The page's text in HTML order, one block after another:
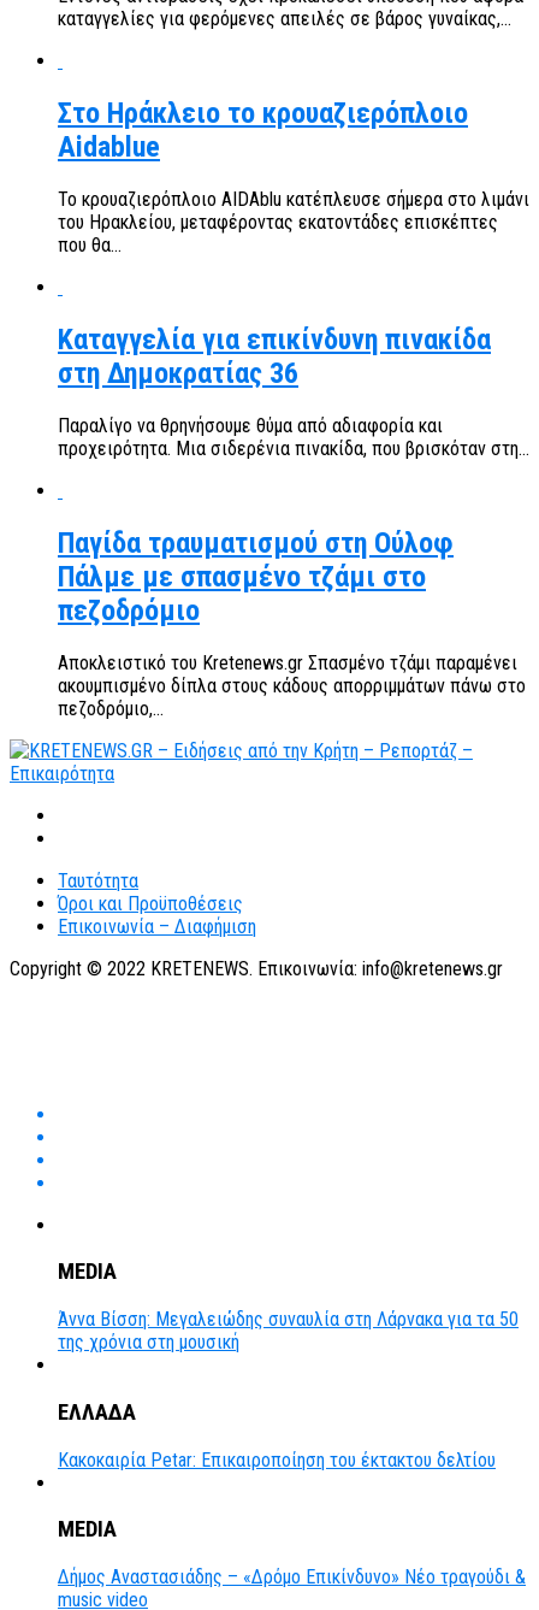
καταγγελίες για φερόμενες απειλές σε βάρος γυναίκας,...
Στο Ηράκλειο το κρουαζιερόπλοιο
Aidablue
Το κρουαζιερόπλοιο AIDAblu κατέπλευσε σήμερα στο λιμάνι
του Ηρακλείου, μεταφέροντας εκατοντάδες επισκέπτες
που θα...
Καταγγελία για επικίνδυνη πινακίδα
στη Δημοκρατίας 36
Παραλίγο να θρηνήσουμε θύμα από αδιαφορία και
προχειρότητα. Μια σιδερένια πινακίδα, που βρισκόταν στη...
Παγίδα τραυματισμού στη Ούλοφ
Πάλμε με σπασμένο τζάμι στο
πεζοδρόμιο
Αποκλειστικό του Kretenews.gr Σπασμένο τζάμι παραμένει
ακουμπισμένο δίπλα στους κάδους απορριμμάτων πάνω στο
πεζοδρόμιο,...
Ταυτότητα
Όροι και Προϋποθέσεις
Επικοινωνία – Διαφήμιση
Copyright © 2022 KRETENEWS. Επικοινωνία: info@kretenews.gr
MEDIA
Άννα Βίσση: Μεγαλειώδης συναυλία στη Λάρνακα για τα 50
της χρόνια στη μουσική
ΕΛΛΑΔΑ
Κακοκαιρία Petar: Επικαιροποίηση του έκτακτου δελτίου
MEDIA
Δήμος Αναστασιάδης – «Δρόμο Επικίνδυνο» Νέο τραγούδι &
music video